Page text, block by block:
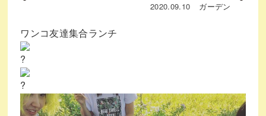
2020.09.10 ガーデン
ワンコ友達集合ランチ